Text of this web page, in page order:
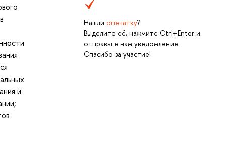
Нашли опечатку?
Выделите её, нажмите Ctrl+Enter и
отправьте нам уведомление.
Спасибо за участие!
и